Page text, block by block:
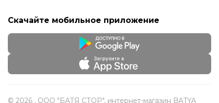
Скачайте мобильное приложение
© 2026 , ООО "БАТЯ СТОР", интернет-магазин BATYA